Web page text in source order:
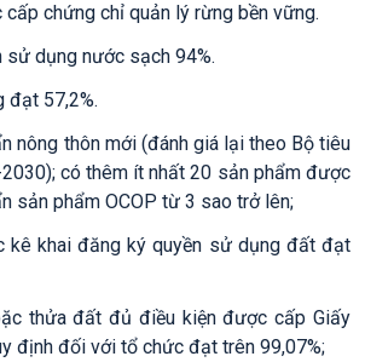
chứng chỉ quản lý rừng bền vững.
sử dụng nước sạch 94%.
đạt 57,2%.
nông thôn mới (đánh giá lại theo Bộ tiêu
); có thêm ít nhất 20 sản phẩm được
sản phẩm OCOP từ 3 sao trở lên;
kê khai đăng ký quyền sử dụng đất đạt
thửa đất đủ điều kiện được cấp Giấy
định đối với tổ chức đạt trên 99,07%;